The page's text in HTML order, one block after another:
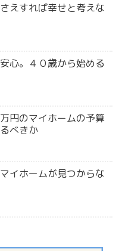
えすれば幸せと考えな
心。４０歳から始める
円のマイホームの予算
べきか
イホームが見つからな